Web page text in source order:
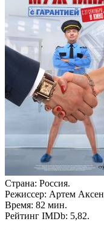
Страна: Россия.
Режиссер: Артем
Время: 82 мин.
Рейтинг IMDb: 5,82.